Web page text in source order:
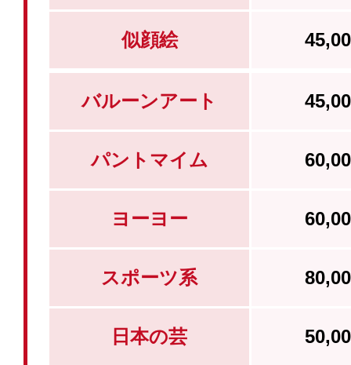
似顔絵
バルーンアート
パントマイム
ヨーヨー
スポーツ系
日本の芸